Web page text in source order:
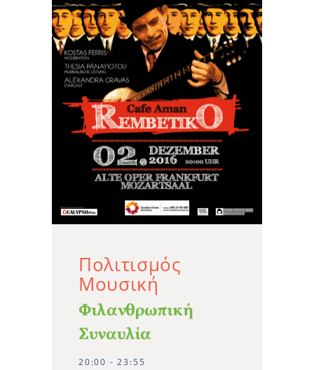
Πολιτισμός
Μουσική
Φιλανθρωπική
Συναυλία
20:00 - 23:55